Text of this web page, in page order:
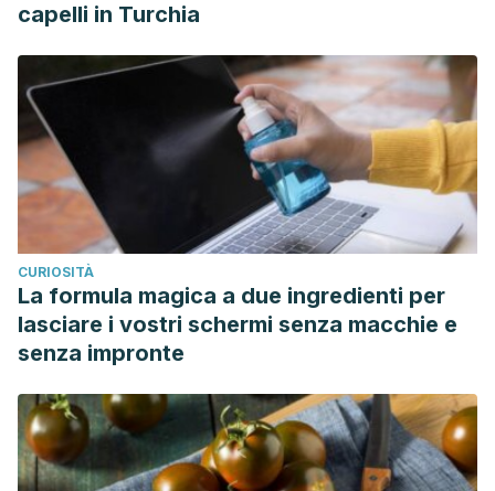
capelli in Turchia
CURIOSITÀ
La formula magica a due ingredienti per
lasciare i vostri schermi senza macchie e
senza impronte